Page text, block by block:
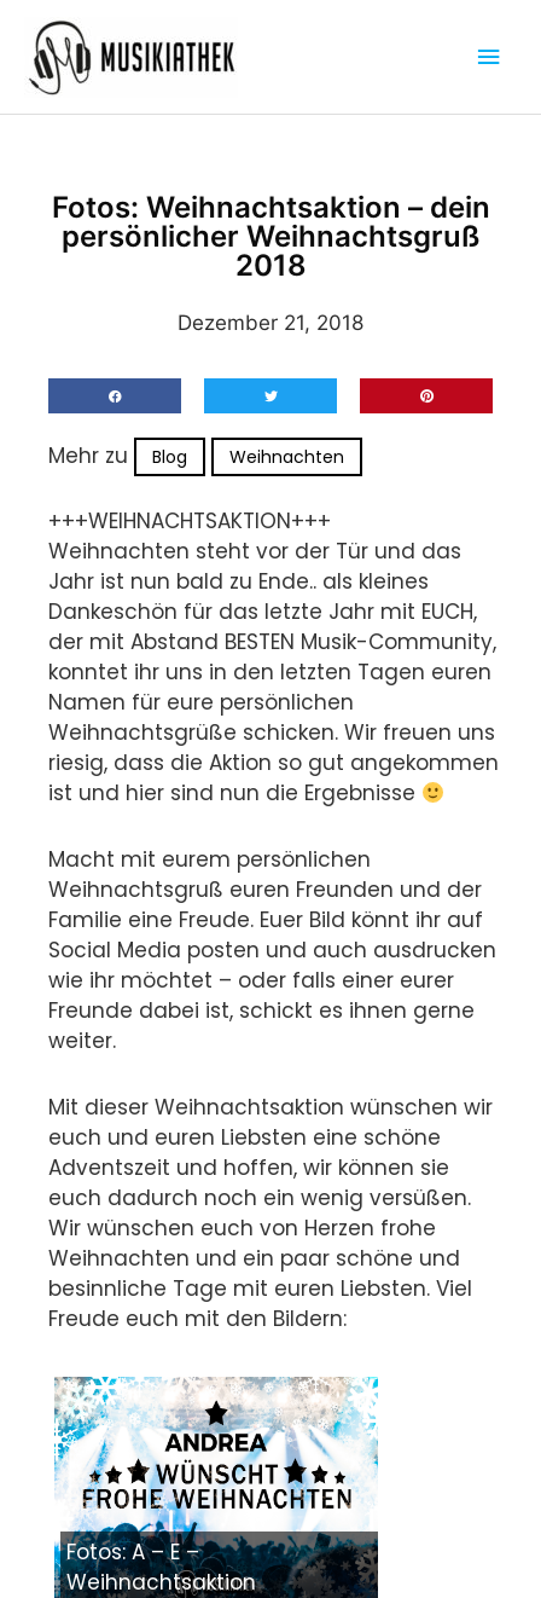
Inhalt
springen
Fotos: Weihnachtsaktion – dein
persönlicher Weihnachtsgruß
2018
Dezember 21, 2018
Mehr zu Blog Weihnachten
+++WEIHNACHTSAKTION+++
Weihnachten steht vor der Tür und das
Jahr ist nun bald zu Ende.. als kleines
Dankeschön für das letzte Jahr mit EUCH,
der mit Abstand BESTEN Musik-Community,
konntet ihr uns in den letzten Tagen euren
Namen für eure persönlichen
Weihnachtsgrüße schicken. Wir freuen uns
riesig, dass die Aktion so gut angekommen
ist und hier sind nun die Ergebnisse
Macht mit eurem persönlichen
Weihnachtsgruß euren Freunden und der
Familie eine Freude. Euer Bild könnt ihr auf
Social Media posten und auch ausdrucken
wie ihr möchtet – oder falls einer eurer
Freunde dabei ist, schickt es ihnen gerne
weiter.
Mit dieser Weihnachtsaktion wünschen wir
euch und euren Liebsten eine schöne
Adventszeit und hoffen, wir können sie
euch dadurch noch ein wenig versüßen.
Wir wünschen euch von Herzen frohe
Weihnachten und ein paar schöne und
besinnliche Tage mit euren Liebsten. Viel
Freude euch mit den Bildern:
Fotos: A – E –
Weihnachtsaktion